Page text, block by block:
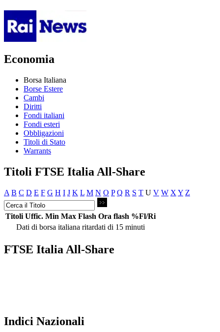
Economia
Borsa Italiana
Borse Estere
Cambi
Diritti
Fondi italiani
Fondi esteri
Obbligazioni
Titoli di Stato
Warrants
Titoli FTSE Italia All-Share
A B C D E F G H I J K L M N O P Q R S T U V W X Y Z
Titoli Uffic. Min Max Flash Ora flash %Fl/Ri
Dati di borsa italiana ritardati di 15 minuti
FTSE Italia All-Share
Indici Nazionali